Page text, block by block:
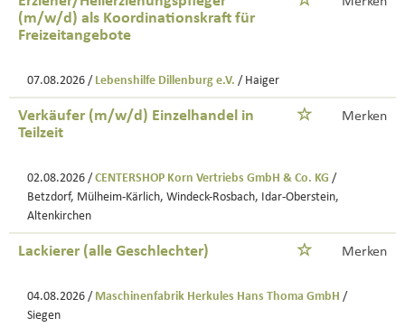
(m/w/d) als Koordinationskraft für
Freizeitangebote
07.08.2026 / Lebenshilfe Dillenburg e.V. / Haiger
Verkäufer (m/w/d) Einzelhandel in
Teilzeit
Merken
02.08.2026 / CENTERSHOP Korn Vertriebs GmbH & Co. KG /
Betzdorf, Mülheim-Kärlich, Windeck-Rosbach, Idar-Oberstein,
Altenkirchen
Lackierer (alle Geschlechter) Merken
04.08.2026 / Maschinenfabrik Herkules Hans Thoma GmbH /
Siegen